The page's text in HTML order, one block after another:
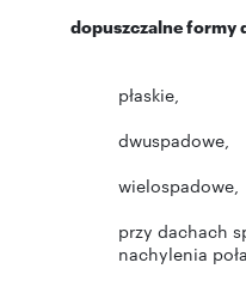
dopuszczalne formy
płaskie,
dwuspadowe,
wielospadowe,
przy dachach
nachylenia